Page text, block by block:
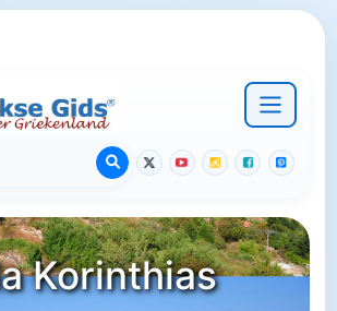
Korinthias